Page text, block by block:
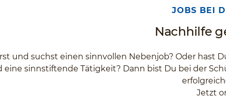
JOBS BEI
Nachhilfe
und suchst einen sinnvollen Nebenjob? Oder hast
eine sinnstiftende Tätigkeit? Dann bist Du bei der
Jetzt